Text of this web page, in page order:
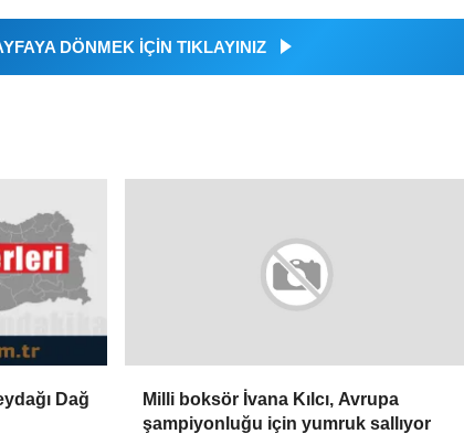
DÖNMEK İÇİN TIKLAYINIZ
Dağ
Milli boksör İvana Kılcı, Avrupa
şampiyonluğu için yumruk sallıyor